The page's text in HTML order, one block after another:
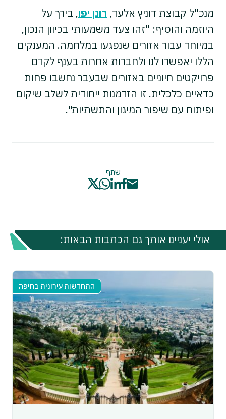
מנכ"ל קבוצת דוניץ אלעד, רונן יפו, בירך על
היוזמה והוסיף: "זהו צעד משמעותי בכיוון הנכון,
במיוחד עבור אזורים שנפגעו במלחמה. המענקים
הללו יאפשרו לנו ולחברות אחרות בענף לקדם
פרויקטים חיוניים באזורים שבעבר נחשבו פחות
כדאיים כלכלית. זו הזדמנות ייחודית לשלב שיקום
ופיתוח עם שיפור המיגון והתשתיות".
שתף
אולי יעניינו אותך גם הכתבות הבאות:
התחדשות עירונית בחיפה